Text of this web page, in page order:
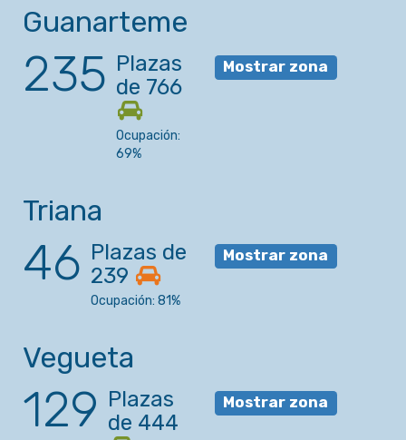
Guanarteme
235 Plazas
de 766
Ocupación:
69%
Mostrar zona
Triana
46 Plazas de
239
Ocupación: 81%
Mostrar zona
Vegueta
129 Plazas
de 444
Mostrar zona